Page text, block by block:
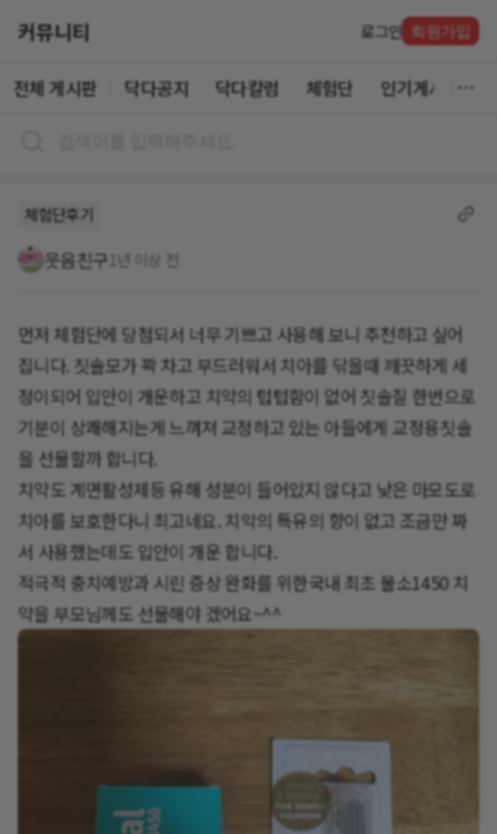
커뮤니티 로그인 회원가입
전체 게시판 닥다공지 닥다칼럼 체험단 인기게시글
체험단후기
웃음친구 1년 이상 전
먼저 체험단에 당첨되서 너무 기쁘고 사용해 보니 추천하고 싶어
집니다. 칫솔모가 꽉 차고 부드러워서 치아를 닦을때 깨끗하게 세
정이되어 입안이 개운하고 치약의 텁텁함이 없어 칫솔질 한번으로
기분이 상쾌해지는게 느껴져 교정하고 있는 아들에게 교정용칫솔
을 선물할까 합니다.
치약도 계면활성제등 유해 성분이 들어있지 않다고 낮은 마모도로
치아를 보호한다니 최고네요. 치악의 특유의 향이 없고 조금만 짜
서 사용했는데도 입안이 개운 합니다.
적극적 충치예방과 시린 증상 완화를 위한국내 최초 불소1450 치
약을 부모님께도 선물해야 겠어요~^^